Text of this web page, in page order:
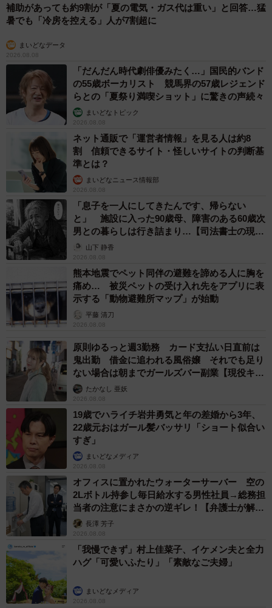
6/6
浴槽の中からこんにちはするマンボウ（提供：奇食崇拝者 Rikutoさん）
「解体を終えてから姿造りを作るのにかかったのはおよそ
30分以内です。半身分、使える部位だけを使用しました」
ーー難しかったですか？
「水分がとても多い身なので、刺身として切るのがやや難
しかったです。繊維質も独特でした」
ーー無事に完食できたのでしょうか？
「はい、姿造りは1日かけて完食しました。もちろん1人で
です」
ーー次に狙っている食材は？
「次はマンタを狙ってます」
奇食崇拝者Rikutoさんは「奇食界隈でトップを目指して、
これからもさまざまな食材や料理に挑戦していきます！」
と話してくれました。
補助があっても約9割が「夏の電気・ガス代は重い」と回答…猛
暑でも「冷房を控える」人が7割超に
まいどなデータ
2026.08.08
「だんだん時代劇俳優みたく…」国民的バンド
の55歳ボーカリスト 競馬界の57歳レジェンド
らとの「夏祭り満喫ショット」に驚きの声続々
まいどなトピック
2026.08.08
ネット通販で「運営者情報」を見る人は約8
割 信頼できるサイト・怪しいサイトの判断基
準とは？
まいどなニュース情報部
2026.08.08
「息子を一人にしてきたんです、帰らない
と」 施設に入った90歳母、障害のある60歳次
男との暮らしは行き詰まり…【司法書士の現場
から】山下 静香
2026.08.08
熊本地震でペット同伴の避難を諦める人に胸を
痛め… 被災ペットの受け入れ先をアプリに表
示する「動物避難所マップ」が始動
平藤 清刀
2026.08.08
原則ゆるっと週3勤務 カード支払い日直前は
鬼出勤 借金に追われる風俗嬢 それでも足り
ない場合は朝までガールズバー副業【現役キャ
ストに取材】
たかなし 亜妖
2026.08.08
19歳でハライチ岩井勇気と年の差婚から3年、
22歳元おはガール髪バッサリ「ショート似合い
すぎ」
まいどなメディア
2026.08.08
オフィスに置かれたウォーターサーバー 空の
2Lボトル持参し毎日給水する男性社員→総務担
当者の注意にまさかの逆ギレ！【弁護士が解
説】長澤 芳子
2026.08.08
「我慢できず」村上佳菜子、イケメン夫と全力
ハグ「可愛いふたり」「素敵なご夫婦」
まいどなメディア
2026.08.08